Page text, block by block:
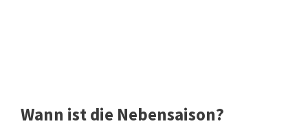
Wann ist die Nebensaison?